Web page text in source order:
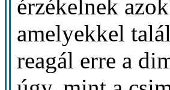
érzékelnek
amelyekkel
reagál erre a